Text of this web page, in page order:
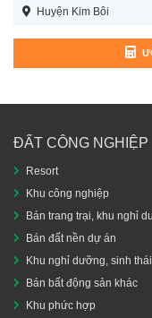
Huyện Kim Bôi
ĐẤT CÔNG NGHIỆP
Resort
Khu công nghiệp
Bán trang trại, khu nghỉ
Bán đất nền dự án
Khu nghỉ dưỡng, sinh thái
Bán bất động sản khác
Khu phức hợp